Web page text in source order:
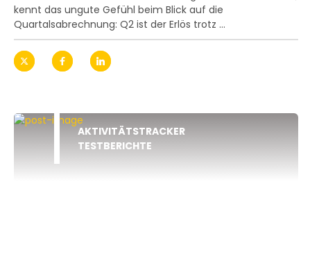
kennt das ungute Gefühl beim Blick auf die
Quartalsabrechnung: Q2 ist der Erlös trotz ...
AKTIVITÄTSTRACKER
TESTBERICHTE